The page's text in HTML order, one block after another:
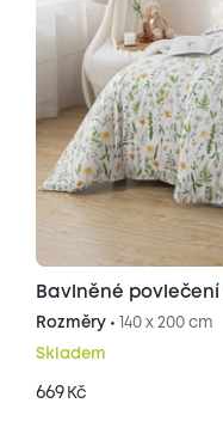
Bavlněné povlečení
Rozměry • 140 x 200 cm
Skladem
669 Kč